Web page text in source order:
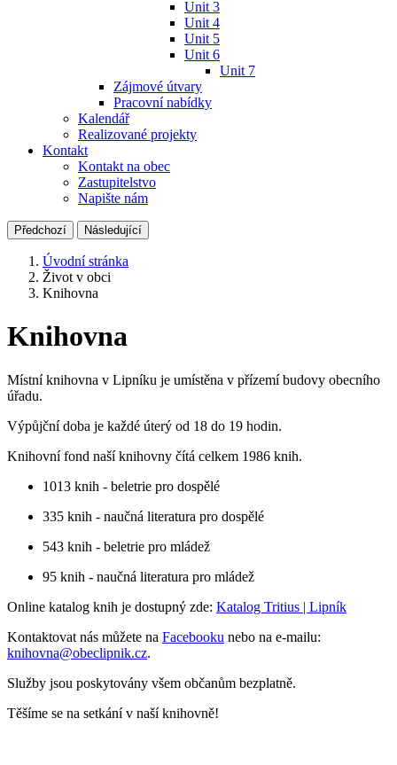
Unit 3
Unit 4
Unit 5
Unit 6
Unit 7
Zájmové útvary
Pracovní nabídky
Kalendář
Realizované projekty
Kontakt
Kontakt na obec
Zastupitelstvo
Napište nám
Předchozí Následující
Úvodní stránka
Život v obci
Knihovna
Knihovna
Místní knihovna v Lipníku je umístěna v přízemí budovy obecního
úřadu.
Výpůjční doba je každé úterý od 18 do 19 hodin.
Knihovní fond naší knihovny čítá celkem 1986 knih.
1013 knih - beletrie pro dospělé
335 knih - naučná literatura pro dospělé
543 knih - beletrie pro mládež
95 knih - naučná literatura pro mládež
Online katalog knih je dostupný zde: Katalog Tritius | Lipník
Kontaktovat nás můžete na Facebooku nebo na e-mailu:
knihovna@obeclipnik.cz.
Služby jsou poskytovány všem občanům bezplatně.
Těšíme se na setkání v naší knihovně!